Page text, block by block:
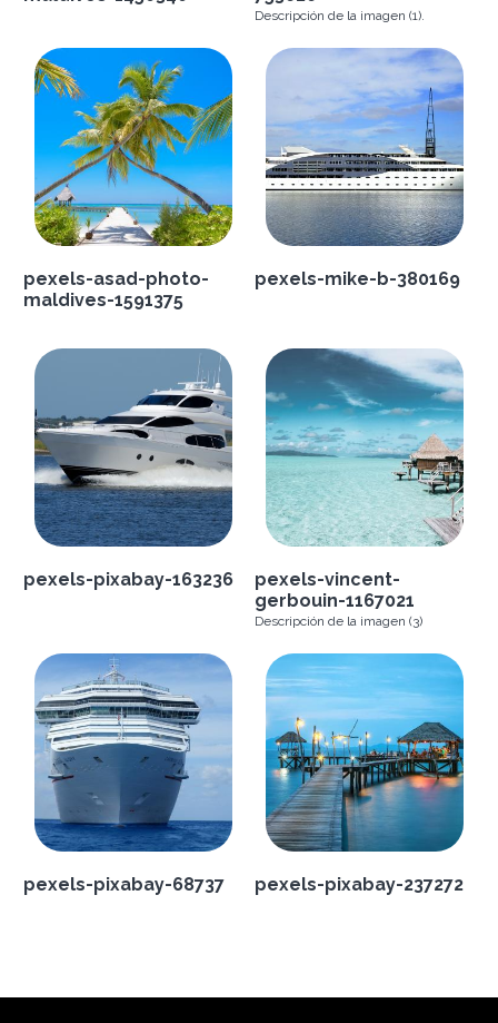
Descripción de la imagen (1).
pexels-asad-photo-
maldives-1591375
pexels-mike-b-380169
pexels-pixabay-163236
pexels-vincent-
gerbouin-1167021
Descripción de la imagen (3)
pexels-pixabay-68737 pexels-pixabay-237272